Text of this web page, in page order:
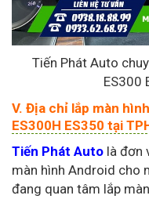
Tiến Phát Auto
ES300
V. Địa chỉ lắp màn
ES300H ES350 tại
Tiến Phát Auto là đơn
màn hình Android cho
đang quan tâm lắp